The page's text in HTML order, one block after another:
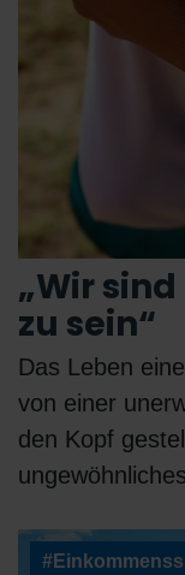
„Wir
zu sein“
Das Leben
von einer
den Kopf